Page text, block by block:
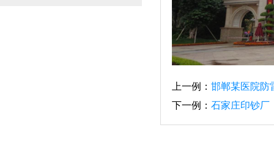
上一例： 邯郸某医院防
下一例： 石家庄印钞厂